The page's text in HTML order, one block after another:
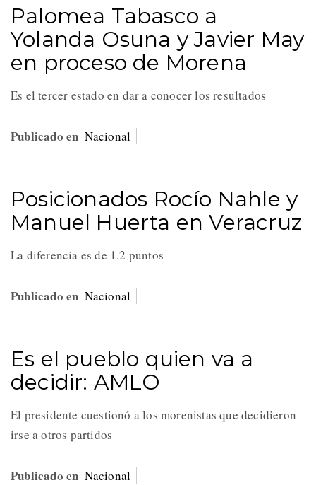
Palomea Tabasco a
Yolanda Osuna y Javier May
en proceso de Morena
Es el tercer estado en dar a conocer los resultados
Publicado en Nacional
Posicionados Rocío Nahle y
Manuel Huerta en Veracruz
La diferencia es de 1.2 puntos
Publicado en Nacional
Es el pueblo quien va a
decidir: AMLO
El presidente cuestionó a los morenistas que decidieron
irse a otros partidos
Publicado en Nacional